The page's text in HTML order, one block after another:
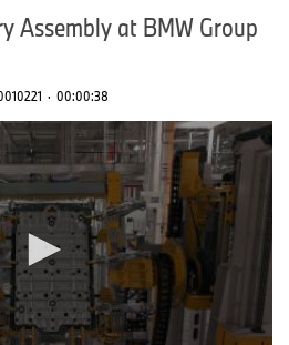
Assembly at BMW Group
· 00:00:38